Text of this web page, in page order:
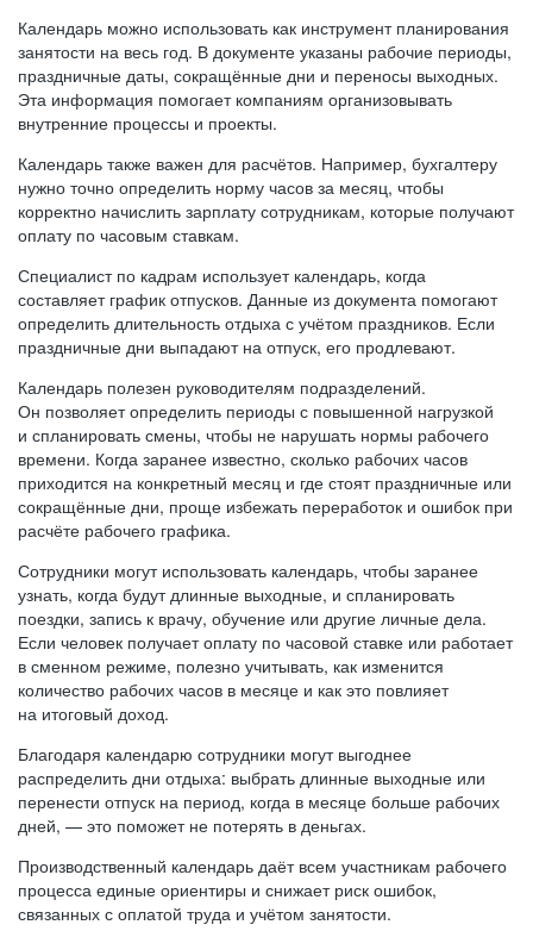
Календарь можно использовать как инструмент планирования
занятости на весь год. В документе указаны рабочие периоды,
праздничные даты, сокращённые дни и переносы выходных.
Эта информация помогает компаниям организовывать
внутренние процессы и проекты.
Календарь также важен для расчётов. Например, бухгалтеру
нужно точно определить норму часов за месяц, чтобы
корректно начислить зарплату сотрудникам, которые получают
оплату по часовым ставкам.
Специалист по кадрам использует календарь, когда
составляет график отпусков. Данные из документа помогают
определить длительность отдыха с учётом праздников. Если
праздничные дни выпадают на отпуск, его продлевают.
Календарь полезен руководителям подразделений.
Он позволяет определить периоды с повышенной нагрузкой
и спланировать смены, чтобы не нарушать нормы рабочего
времени. Когда заранее известно, сколько рабочих часов
приходится на конкретный месяц и где стоят праздничные или
сокращённые дни, проще избежать переработок и ошибок при
расчёте рабочего графика.
Сотрудники могут использовать календарь, чтобы заранее
узнать, когда будут длинные выходные, и спланировать
поездки, запись к врачу, обучение или другие личные дела.
Если человек получает оплату по часовой ставке или работает
в сменном режиме, полезно учитывать, как изменится
количество рабочих часов в месяце и как это повлияет
на итоговый доход.
Благодаря календарю сотрудники могут выгоднее
распределить дни отдыха: выбрать длинные выходные или
перенести отпуск на период, когда в месяце больше рабочих
дней, — это поможет не потерять в деньгах.
Производственный календарь даёт всем участникам рабочего
процесса единые ориентиры и снижает риск ошибок,
связанных с оплатой труда и учётом занятости.